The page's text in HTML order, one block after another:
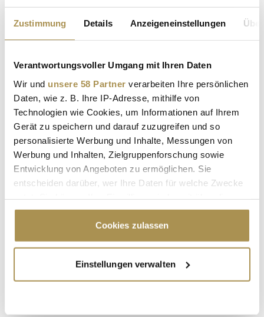
Zustimmung Details Anzeigeneinstellungen
Verantwortungsvoller Umgang mit Ihren Daten
Wir und unsere 58 Partner verarbeiten Ihre persönlichen
Daten, wie z. B. Ihre IP-Adresse, mithilfe von
Technologien wie Cookies, um Informationen auf Ihrem
Gerät zu speichern und darauf zuzugreifen und so
personalisierte Werbung und Inhalte, Messungen von
Werbung und Inhalten, Zielgruppenforschung sowie
Entwicklung von Angeboten zu ermöglichen. Sie
entscheiden darüber, wer Ihre Daten für welche Zwecke
Cookie-Erklärung oder durch Klicken auf das Privacy
Trigger Symbol ändern oder widerrufen
Informationen über Ihre geografische Lage
erfassen, welche bis auf einige Meter genau sein
Cookies zulassen
Einstellungen verwalten
ABSENDEN
* Pflichtfelder.
LEADERSNET.TV
LAUTSCHALTEN